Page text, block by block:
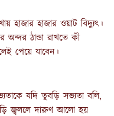
হাজার হাজার ওয়াট বিদ্যুৎ।
অন্দর ঠান্ডা রাখতে কী
পেয়ে যাবেন।
যদি তুবড়ি সভ্যতা বলি,
জ্বললে দারুণ আলো হয়